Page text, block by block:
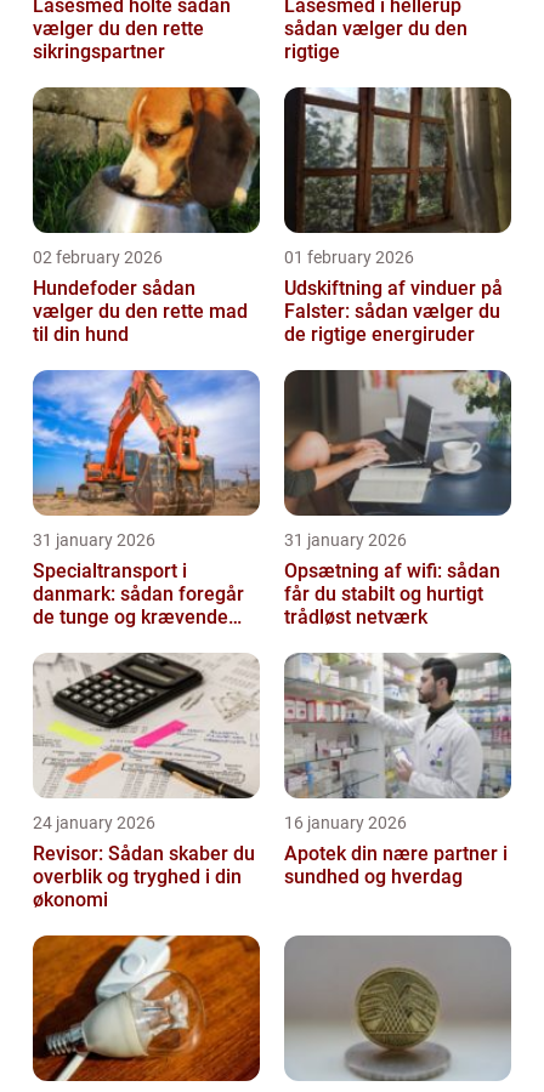
Låsesmed holte sådan
vælger du den rette
sikringspartner
Låsesmed i hellerup
sådan vælger du den
rigtige
02 february 2026
Hundefoder sådan
vælger du den rette mad
til din hund
01 february 2026
Udskiftning af vinduer på
Falster: sådan vælger du
de rigtige energiruder
31 january 2026
Specialtransport i
danmark: sådan foregår
de tunge og krævende
31 january 2026
Opsætning af wifi: sådan
får du stabilt og hurtigt
trådløst netværk
24 january 2026
Revisor: Sådan skaber du
overblik og tryghed i din
økonomi
16 january 2026
Apotek din nære partner i
sundhed og hverdag